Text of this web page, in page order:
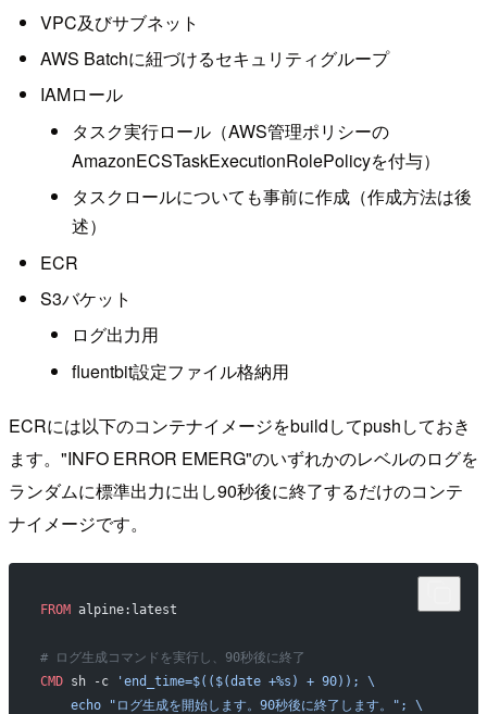
VPC及びサブネット
AWS Batchに紐づけるセキュリティグループ
IAMロール
タスク実行ロール（AWS管理ポリシーの
AmazonECSTaskExecutionRolePolicyを付与）
タスクロールについても事前に作成（作成方法は後
述）
ECR
S3バケット
ログ出力用
fluentbit設定ファイル格納用
ECRには以下のコンテナイメージをbuildしてpushしておき
ます。"INFO ERROR EMERG"のいずれかのレベルのログを
ランダムに標準出力に出し90秒後に終了するだけのコンテ
ナイメージです。
FROM alpine:latest
# ログ生成コマンドを実行し、90秒後に終了
CMD sh -c
'end_time=$(($(date +%s) + 90)); \
    echo "ログ生成を開始します。90秒後に終了します。"; \